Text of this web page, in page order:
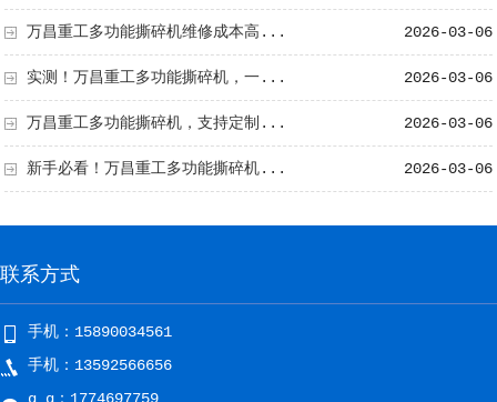
2026-03-06
万昌重工多功能撕碎机维修成本高...
2026-03-06
实测！万昌重工多功能撕碎机，一...
2026-03-06
万昌重工多功能撕碎机，支持定制...
2026-03-06
新手必看！万昌重工多功能撕碎机...
联系方式
手机：15890034561
手机：13592566656